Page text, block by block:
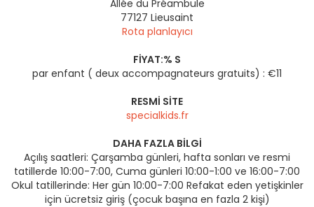
Allée du Préambule
77127 Lieusaint
Rota planlayıcı
FIYAT:% S
par enfant ( deux accompagnateurs gratuits) : €11
RESMI SITE
specialkids.fr
DAHA FAZLA BILGI
Açılış saatleri: Çarşamba günleri, hafta sonları ve resmi
tatillerde 10:00-7:00, Cuma günleri 10:00-1:00 ve 16:00-7:00
Okul tatillerinde: Her gün 10:00-7:00 Refakat eden yetişkinler
için ücretsiz giriş (çocuk başına en fazla 2 kişi)